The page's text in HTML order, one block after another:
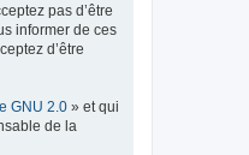
pas d’être
informer de ces
d’être
GNU 2.0 » et qui
de la